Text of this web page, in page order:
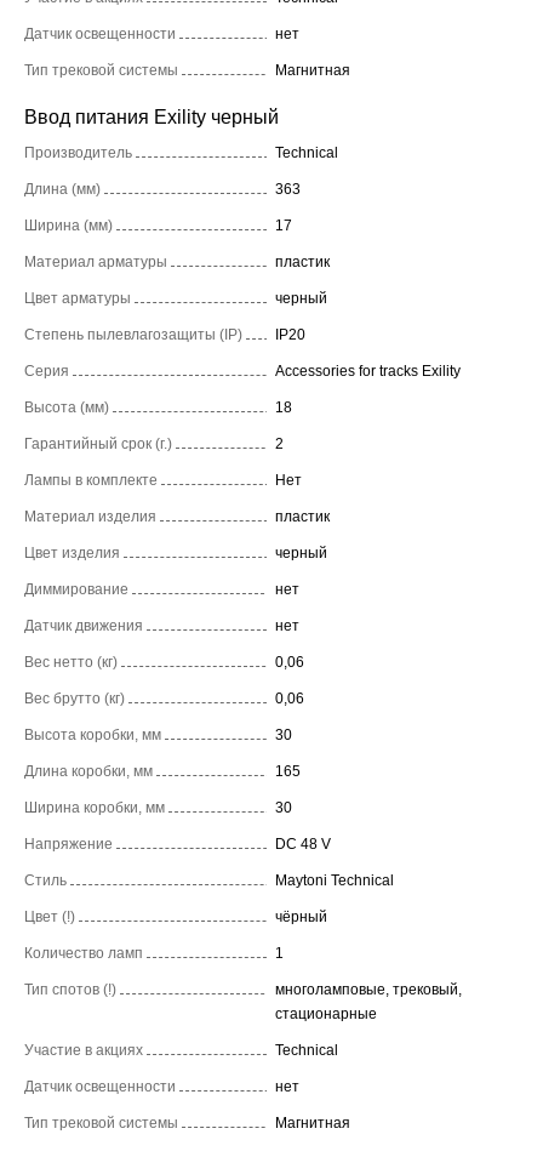
Датчик освещенности нет
Тип трековой системы Магнитная
Ввод питания Exility черный
Производитель Technical
Длина (мм) 363
Ширина (мм) 17
Материал арматуры пластик
Цвет арматуры черный
Степень пылевлагозащиты (IP) IP20
Серия Accessories for tracks Exility
Высота (мм) 18
Гарантийный срок (г.) 2
Лампы в комплекте Нет
Материал изделия пластик
Цвет изделия черный
Диммирование нет
Датчик движения нет
Вес нетто (кг) 0,06
Вес брутто (кг) 0,06
Высота коробки, мм 30
Длина коробки, мм 165
Ширина коробки, мм 30
Напряжение DC 48 V
Стиль Maytoni Technical
Цвет (!) чёрный
Количество ламп 1
Тип спотов (!)
многоламповые, трековый,
стационарные
Участие в акциях Technical
Датчик освещенности нет
Тип трековой системы Магнитная